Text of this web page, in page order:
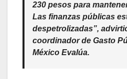
230 pesos para
Las finanzas públicas
despetrolizadas”,
coordinador de Gasto
México Evalúa.